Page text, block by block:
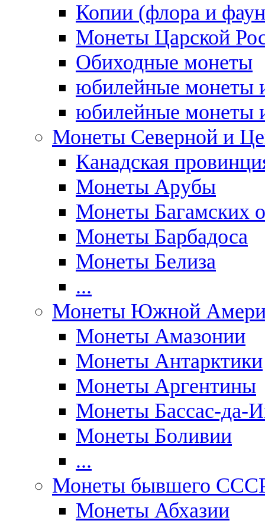
Копии (флора и
Монеты Царской
Обиходные монеты
юбилейные монеты
юбилейные монеты
Монеты Северной и
Канадская
Монеты Арубы
Монеты Багамских
Монеты Барбадоса
Монеты Белиза
...
Монеты Южной
Монеты Амазонии
Монеты Антарктики
Монеты Аргентины
Монеты Бассас-да-
Монеты Боливии
...
Монеты бывшего
Монеты Абхазии